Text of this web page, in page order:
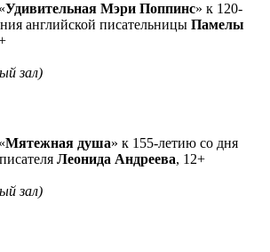
Удивительная Мэри Поппинс» к 120-
английской писательницы Памелы
зал)
Мятежная душа» к 155-летию со дня
Леонида Андреева, 12+
зал)